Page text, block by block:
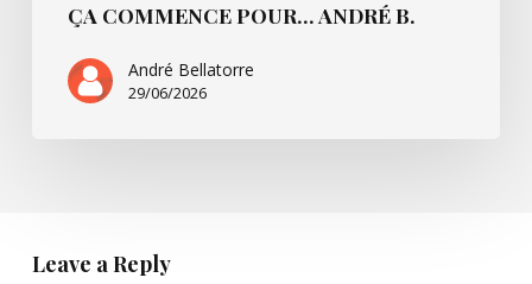
ÇA COMMENCE POUR… ANDRÉ B.
André Bellatorre
29/06/2026
Leave a Reply